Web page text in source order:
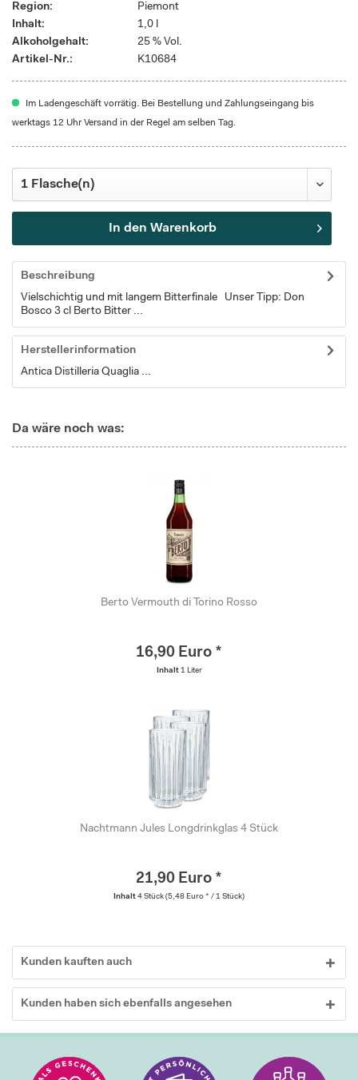
Region:
Piemont
Inhalt:
1,0 l
Alkoholgehalt:
25 % Vol.
Artikel-Nr.:
K10684
Im Ladengeschäft vorrätig. Bei Bestellung und Zahlungseingang bis
werktags 12 Uhr Versand in der Regel am selben Tag.
In den Warenkorb
Beschreibung
Vielschichtig und mit langem Bitterfinale Unser Tipp: Don
Bosco 3 cl Berto Bitter ...
Herstellerinformation
Antica Distilleria Quaglia ...
Da wäre noch was:
Berto Vermouth di Torino Rosso
16,90 Euro *
Inhalt 1 Liter
Nachtmann Jules Longdrinkglas 4 Stück
21,90 Euro *
Inhalt 4 Stück (5,48 Euro * / 1 Stück)
Kunden kauften auch
Kunden haben sich ebenfalls angesehen